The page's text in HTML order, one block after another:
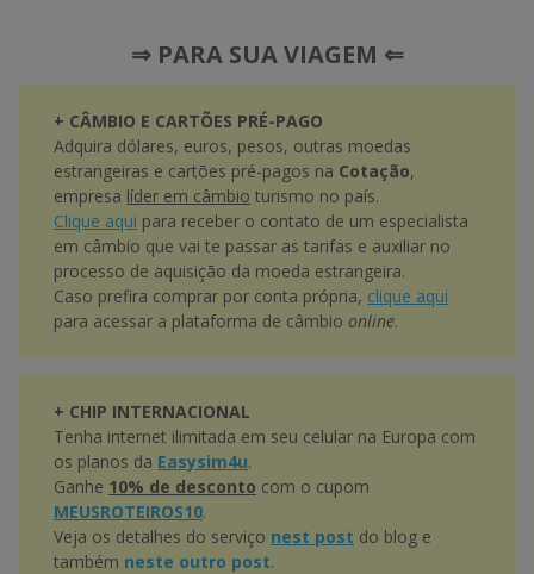
⇒ PARA SUA VIAGEM ⇐
+ CÂMBIO E CARTÕES PRÉ-PAGO
Adquira dólares, euros, pesos, outras moedas
estrangeiras e cartões pré-pagos na Cotação,
empresa líder em câmbio turismo no país.
Clique aqui para receber o contato de um especialista
em câmbio que vai te passar as tarifas e auxiliar no
processo de aquisição da moeda estrangeira.
Caso prefira comprar por conta própria, clique aqui
para acessar a plataforma de câmbio online.
+ CHIP INTERNACIONAL
Tenha internet ilimitada em seu celular na Europa com
os planos da Easysim4u.
Ganhe 10% de desconto com o cupom
MEUSROTEIROS10.
Veja os detalhes do serviço nest post do blog e
também neste outro post.